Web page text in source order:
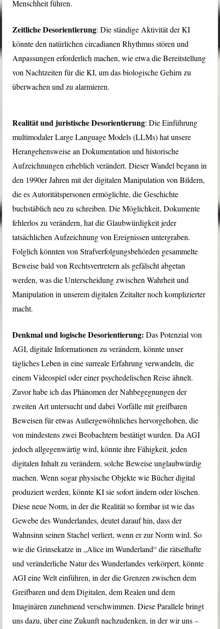
Menschheit führen.
Zeitliche Desorientierung: Die ständige Aktivität der KI
könnte den natürlichen circadianen Rhythmus stören und
Anpassungen erforderlich machen, wie etwa die Bereitstellung
von Nachtzeiten für die KI, um das biologische Gehirn zu
überwachen und zu alarmieren.
Realität und juristische Desorientierung: Die Einführung
multimodaler Large Language Models (LLMs) hat unsere
Herangehensweise an Dokumentation und historische
Aufzeichnungen erheblich verändert. Dieser Wandel begann in
den 1990er Jahren mit der digitalen Manipulation von Bildern,
die es Autoritätspersonen ermöglichte, die Geschichte
buchstäblich neu zu schreiben. Die Möglichkeit, Dokumente
fehlerlos zu verändern, hat die Glaubwürdigkeit jeder
tatsächlichen Aufzeichnung von Ereignissen untergraben.
Folglich könnten von Strafverfolgungsbehörden gesammelte
Beweise bald von Rechtsvertretern als gefälscht abgetan
werden, was die Unterscheidung zwischen Wahrheit und
Manipulation in unserem digitalen Zeitalter noch komplizierter
macht.
Denkmal und logische Desorientierung:Das Potenzial von
AGI, digitale Informationen zu verändern, könnte unser
tägliches Leben in eine surreale Erfahrung verwandeln, die
einem Videospiel oder einer psychedelischen Reise ähnelt.
Zuvor habe ich das Phänomen der Nahbegegnungen der
zweiten Art untersucht und dabei Vorfälle mit greifbaren
Beweisen für etwas Außergewöhnliches hervorgehoben, die
von mindestens zwei Beobachtern bestätigt wurden. Da AGI
jedoch allgegenwärtig wird, könnte ihre Fähigkeit, jeden
digitalen Inhalt zu verändern, solche Beweise unglaubwürdig
machen. Wenn sogar physische Objekte wie Bücher digital
produziert werden, könnte KI sie sofort ändern oder löschen.
Diese neue Norm, in der die Realität so formbar ist wie das
Gewebe des Wunderlandes, deutet darauf hin, dass der
Wahnsinn seinen Stachel verliert, wenn er zur Norm wird. So
wie die Grinsekatze in „Alice im Wunderland“ die rätselhafte
und veränderliche Natur des Wunderlandes verkörpert, könnte
AGI eine Welt einführen, in der die Grenzen zwischen dem
Greifbaren und dem Digitalen, dem Realen und dem
Imaginären zunehmend verschwimmen. Diese Parallele bringt
uns dazu, über eine Zukunft nachzudenken, in der wir uns –